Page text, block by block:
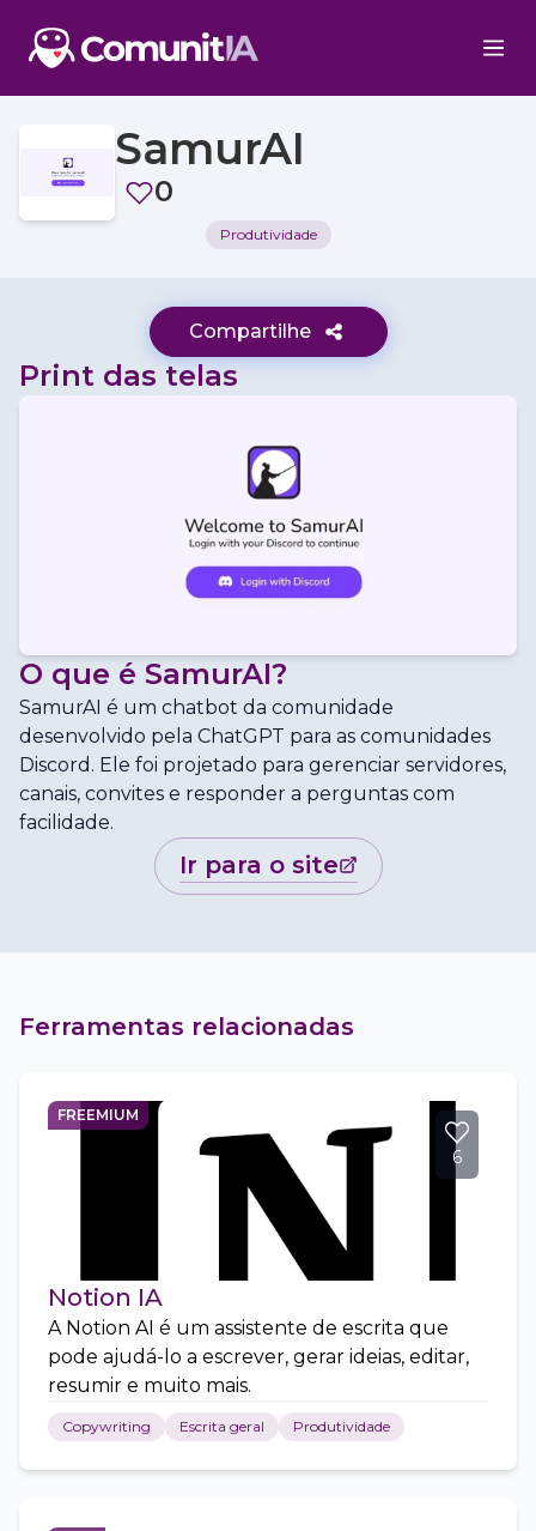
SamurAI
0
Produtividade
Compartilhe
Print das telas
O que é SamurAI?
SamurAI é um chatbot da comunidade
desenvolvido pela ChatGPT para as comunidades
Discord. Ele foi projetado para gerenciar servidores,
canais, convites e responder a perguntas com
facilidade.
ir para o site
Ferramentas relacionadas
FREEMIUM
6
Notion IA
A Notion AI é um assistente de escrita que
pode ajudá-lo a escrever, gerar ideias, editar,
resumir e muito mais.
Copywriting Escrita geral Produtividade